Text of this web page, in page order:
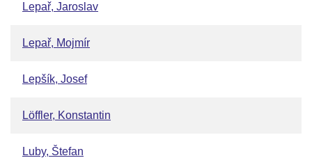
Lepař, Jaroslav
Lepař, Mojmír
Lepšík, Josef
Löffler, Konstantin
Luby, Štefan